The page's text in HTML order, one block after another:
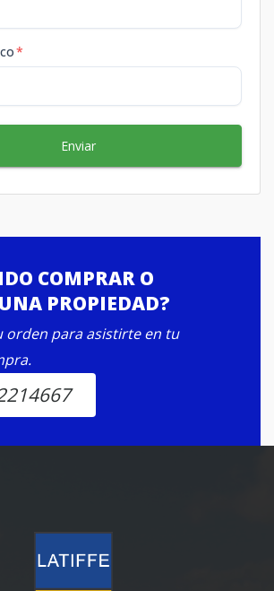
*
Enviar
COMPRAR O
PROPIEDAD?
orden para asistirte en tu